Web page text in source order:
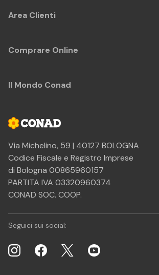
Via Michelino, 59 | 40127 BOLOGNA
Codice Fiscale e Registro Imprese
di Bologna 00865960157
PARTITA IVA 03320960374
CONAD SOC. COOP.
Area Clienti
Comprare Online
Il Mondo Conad
Seguici sui social: